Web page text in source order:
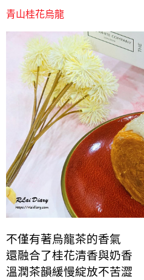
青山桂花烏龍
不僅有著烏龍茶的香氣
還融合了桂花清香與奶香
溫潤茶韻緩慢綻放不苦澀